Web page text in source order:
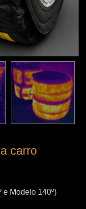
carro
e Modelo 140º)